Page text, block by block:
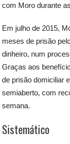
com Moro durante
Em julho de 2015,
meses de prisão
dinheiro, num
Graças aos
de prisão domiciliar
semiaberto, com
semana.
Sistemático